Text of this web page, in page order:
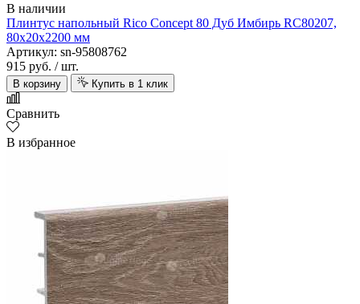
В наличии
Плинтус напольный Rico Concept 80 Дуб Имбирь RC80207,
80х20х2200 мм
Артикул: sn-95808762
915 руб. / шт.
В корзину Купить в 1 клик
Сравнить
В избранное